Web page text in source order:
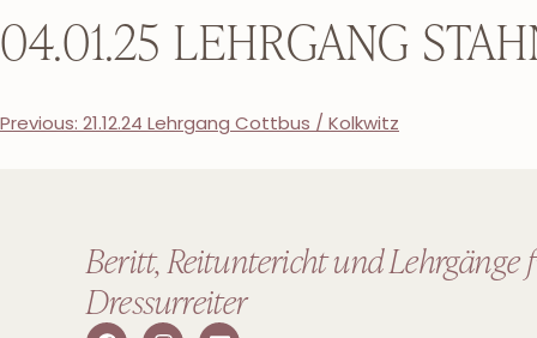
04.01.25 LEHRGANG
Previous: 21.12.24 Lehrgang Cottbus / Kolkwitz
Beritt, Reituntericht und Lehrgänge
Dressurreiter